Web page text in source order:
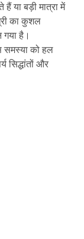
या बड़ी मात्रा में
का कुशल
गया है।
समस्या को हल
सिद्धांतों और